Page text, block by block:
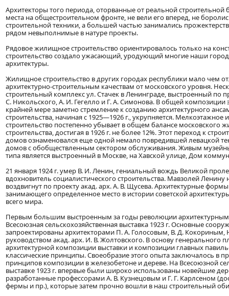
Архитекторы того периода, оторванные от реальной строительной
места на общестроительном фронте, не вели его вперед, не
строительной техники, а большей частью занимались
рядом невыполнимые в натуре проекты.
Рядовое жилищное строительство ориентировалось только на
строительство создало ужасающий, уродующий многие наши
архитектуры.
Жилищное строительство в других городах республики мало чем
архитектурно-строительным качествам от московского уровня.
строительный комплекс ул. Стачек в Ленинграде, выстроенный по
С. Никольского, А. И. Гегелло и Г. А. Симонова. В общей композиции
крайней мере заметно стремление к созданию архитектурного
строительства, начиная с 1925—1926 г., укрупняется. Мелкоэтажное
строительство постепенно убывает в общем балансе московского
строительства, достигая в 1926 г. не более 12%. Этот переход к
домов ознаменовался еще одной немало повредившей левацкой
домов с обобществленным сектором обслуживания. Живым
типа является выстроенный в Москве, на Хавской улице, Дом
21 января 1924 г. умер В. И. Ленин, гениальный вождь Великой
вдохновитель социалистического строительства. Мавзолей
воздвигнут по проекту акад. арх. А. В. Щусева. Архитектурные
занимающего определенное место в истории советской
всего мира.
Первым большим выстроенным за годы революции
Всесоюзная сельскохозяйственная выставка 1923 г. Основные
запроектированы архитекторами П. А. Голосовым, В. Д. Кокориным,
руководством акад. арх. И. В. Жолтовского. В основу генерального
архитектурной композиции выставки и композиции главных
классические принципы. Своеобразие этого опыта заключалось в
принципов композиции в железобетоне и дереве. На Всесоюзной
выставке 1923 г. впервые были широко использованы новейшие
разработанные профессорами А. В. Кузнецовым и Г. Г. Карлсеном
фермы и пр.), которые затем прочно вошли в наш строительный